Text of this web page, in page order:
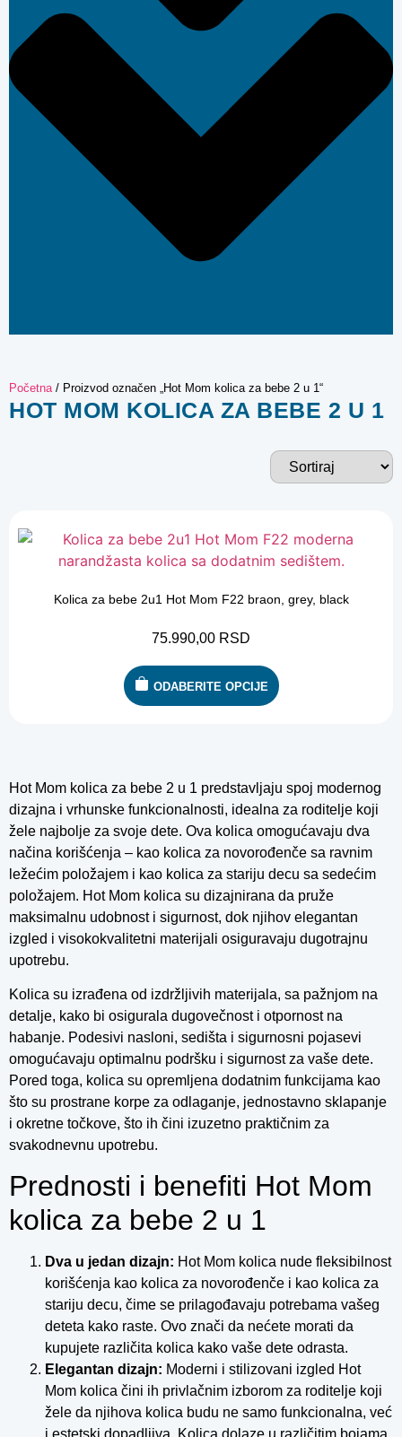
Početna / Proizvod označen „Hot Mom kolica za bebe 2 u 1“
HOT MOM KOLICA ZA BEBE 2 U 1
Kolica za bebe 2u1 Hot Mom F22 braon, grey, black
75.990,00 RSD
ODABERITE OPCIJE
Hot Mom kolica za bebe 2 u 1 predstavljaju spoj modernog
dizajna i vrhunske funkcionalnosti, idealna za roditelje koji
žele najbolje za svoje dete. Ova kolica omogućavaju dva
načina korišćenja – kao kolica za novorođenče sa ravnim
ležećim položajem i kao kolica za stariju decu sa sedećim
položajem. Hot Mom kolica su dizajnirana da pruže
maksimalnu udobnost i sigurnost, dok njihov elegantan
izgled i visokokvalitetni materijali osiguravaju dugotrajnu
upotrebu.
Kolica su izrađena od izdržljivih materijala, sa pažnjom na
detalje, kako bi osigurala dugovečnost i otpornost na
habanje. Podesivi nasloni, sedišta i sigurnosni pojasevi
omogućavaju optimalnu podršku i sigurnost za vaše dete.
Pored toga, kolica su opremljena dodatnim funkcijama kao
što su prostrane korpe za odlaganje, jednostavno sklapanje
i okretne točkove, što ih čini izuzetno praktičnim za
svakodnevnu upotrebu.
Prednosti i benefiti Hot Mom
kolica za bebe 2 u 1
Dva u jedan dizajn: Hot Mom kolica nude fleksibilnost
korišćenja kao kolica za novorođenče i kao kolica za
stariju decu, čime se prilagođavaju potrebama vašeg
deteta kako raste. Ovo znači da nećete morati da
kupujete različita kolica kako vaše dete odrasta.
Elegantan dizajn: Moderni i stilizovani izgled Hot
Mom kolica čini ih privlačnim izborom za roditelje koji
žele da njihova kolica budu ne samo funkcionalna, već